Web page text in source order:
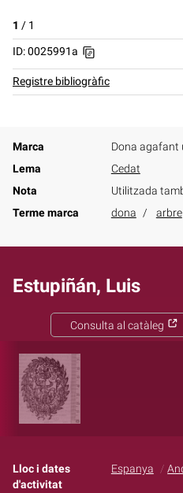
1 / 1
ID: 0025991a
Registre bibliogràfic
Marca
Dona agafant
Lema
Cedat
Nota
Utilitzada
Terme marca
dona arbre
Estupiñán, Luis
Consulta al catàleg
Lloc i dates
d'activitat
Espanya